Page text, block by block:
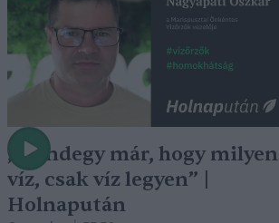
„Mindegy már, hogy milyen
víz, csak víz legyen” |
Holnapután